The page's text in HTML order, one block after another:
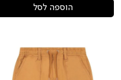
הוספה לסל